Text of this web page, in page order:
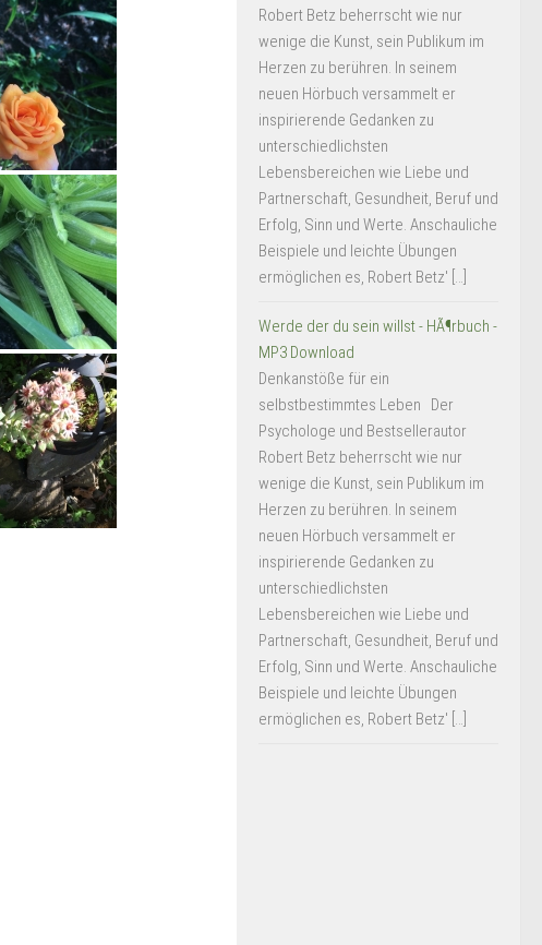
Robert Betz beherrscht wie nur
wenige die Kunst, sein Publikum im
Herzen zu berühren. In seinem
neuen Hörbuch versammelt er
inspirierende Gedanken zu
unterschiedlichsten
Lebensbereichen wie Liebe und
Partnerschaft, Gesundheit, Beruf und
Erfolg, Sinn und Werte. Anschauliche
Beispiele und leichte Übungen
ermöglichen es, Robert Betz' […]
Werde der du sein willst - HÃ¶rbuch -
MP3 Download
Denkanstöße für ein
selbstbestimmtes Leben Der
Psychologe und Bestsellerautor
Robert Betz beherrscht wie nur
wenige die Kunst, sein Publikum im
Herzen zu berühren. In seinem
neuen Hörbuch versammelt er
inspirierende Gedanken zu
unterschiedlichsten
Lebensbereichen wie Liebe und
Partnerschaft, Gesundheit, Beruf und
Erfolg, Sinn und Werte. Anschauliche
Beispiele und leichte Übungen
ermöglichen es, Robert Betz' […]